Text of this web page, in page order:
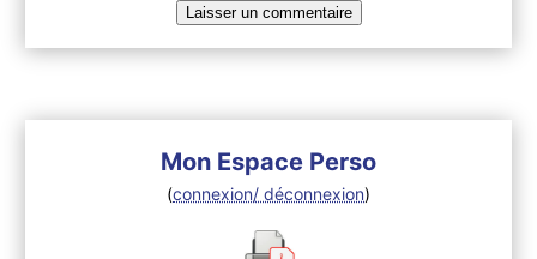
Mon Espace Perso
(connexion/ déconnexion)